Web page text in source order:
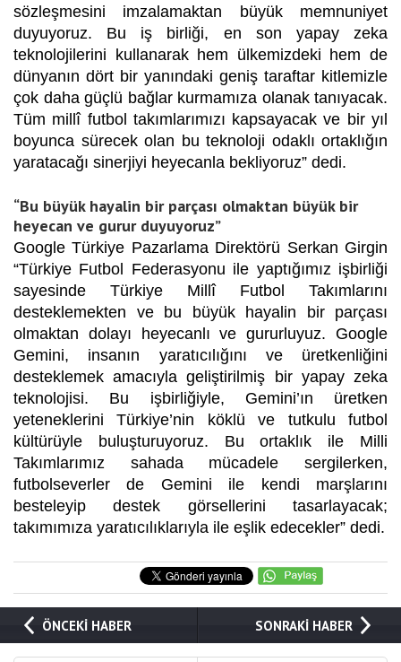
sözleşmesini imzalamaktan büyük memnuniyet
duyuyoruz. Bu iş birliği, en son yapay zeka
teknolojilerini kullanarak hem ülkemizdeki hem de
dünyanın dört bir yanındaki geniş taraftar kitlemizle
çok daha güçlü bağlar kurmamıza olanak tanıyacak.
Tüm millî futbol takımlarımızı kapsayacak ve bir yıl
boyunca sürecek olan bu teknoloji odaklı ortaklığın
yaratacağı sinerjiyi heyecanla bekliyoruz” dedi.
“Bu büyük hayalin bir parçası olmaktan büyük bir
heyecan ve gurur duyuyoruz”
Google Türkiye Pazarlama Direktörü Serkan Girgin
“Türkiye Futbol Federasyonu ile yaptığımız işbirliği
sayesinde Türkiye Millî Futbol Takımlarını
desteklemekten ve bu büyük hayalin bir parçası
olmaktan dolayı heyecanlı ve gururluyuz. Google
Gemini, insanın yaratıcılığını ve üretkenliğini
desteklemek amacıyla geliştirilmiş bir yapay zeka
teknolojisi. Bu işbirliğiyle, Gemini’ın üretken
yeteneklerini Türkiye’nin köklü ve tutkulu futbol
kültürüyle buluşturuyoruz. Bu ortaklık ile Milli
Takımlarımız sahada mücadele sergilerken,
futbolseverler de Gemini ile kendi marşlarını
besteleyip destek görsellerini tasarlayacak;
takımımıza yaratıcılıklarıyla ile eşlik edecekler” dedi.
ÖNCEKİ HABER SONRAKİ HABER